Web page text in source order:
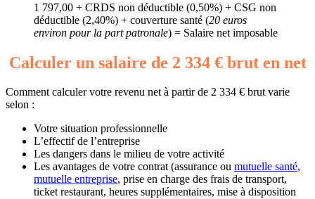
1 797,00 + CRDS non déductible (0,50%) + CSG non
déductible (2,40%) + couverture santé (20 euros
environ pour la part patronale) = Salaire net imposable
Calculer un salaire de 2 334 € brut en net
Comment calculer votre revenu net à partir de 2 334 € brut varie
selon :
Votre situation professionnelle
L’effectif de l’entreprise
Les dangers dans le milieu de votre activité
Les avantages de votre contrat (assurance ou mutuelle santé,
mutuelle entreprise, prise en charge des frais de transport,
ticket restaurant, heures supplémentaires, mise à disposition